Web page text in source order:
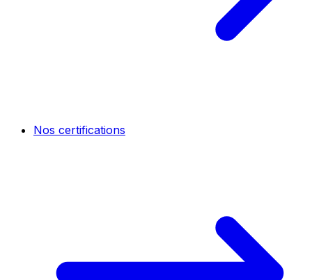
Nos certifications